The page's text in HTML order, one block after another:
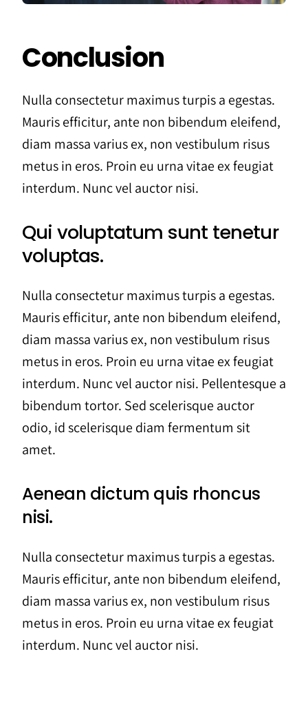
Conclusion
Nulla consectetur maximus turpis a egestas.
Mauris efficitur, ante non bibendum eleifend,
diam massa varius ex, non vestibulum risus
metus in eros. Proin eu urna vitae ex feugiat
interdum. Nunc vel auctor nisi.
Qui voluptatum sunt tenetur
voluptas.
Nulla consectetur maximus turpis a egestas.
Mauris efficitur, ante non bibendum eleifend,
diam massa varius ex, non vestibulum risus
metus in eros. Proin eu urna vitae ex feugiat
interdum. Nunc vel auctor nisi. Pellentesque a
bibendum tortor. Sed scelerisque auctor
odio, id scelerisque diam fermentum sit
amet.
Aenean dictum quis rhoncus
nisi.
Nulla consectetur maximus turpis a egestas.
Mauris efficitur, ante non bibendum eleifend,
diam massa varius ex, non vestibulum risus
metus in eros. Proin eu urna vitae ex feugiat
interdum. Nunc vel auctor nisi.